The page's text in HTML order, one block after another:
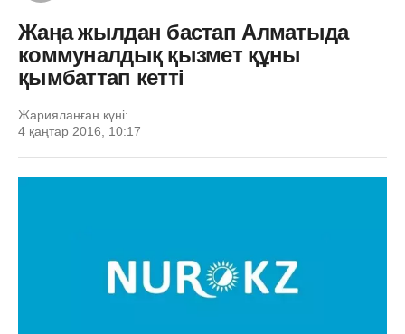
Жаңа жылдан бастап Алматыда
коммуналдық қызмет құны
қымбаттап кетті
Жарияланған күні:
4 қаңтар 2016, 10:17